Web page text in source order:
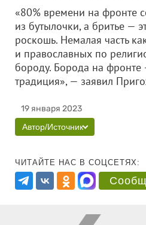
«80% времени на фронте
из бутылочки, а бритье —
роскошь. Немалая часть
и православных по
бороду. Борода на фронте
традиция», — заявил
19 января 2023
Автор/Источник
ЧИТАЙТЕ НАС В СОЦСЕТЯХ: